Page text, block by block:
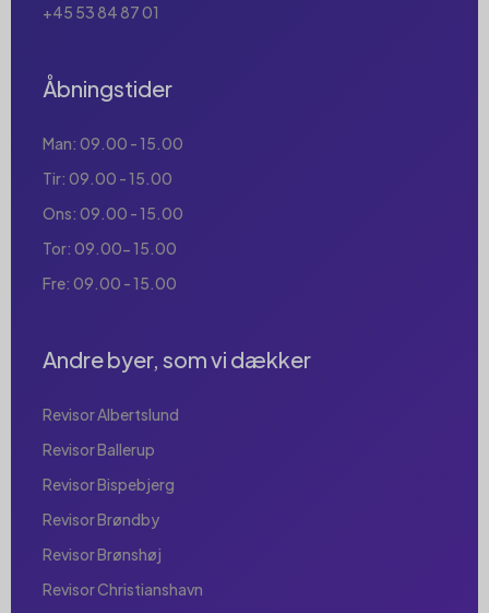
+45 53 84 87 01
Åbningstider
Man: 09.00 - 15.00
Tir: 09.00 - 15.00
Ons: 09.00 - 15.00
Tor: 09.00- 15.00
Fre: 09.00 - 15.00
Andre byer, som vi dækker
Revisor Albertslund
Revisor Ballerup
Revisor Bispebjerg
Revisor Brøndby
Revisor Brønshøj
Revisor Christianshavn